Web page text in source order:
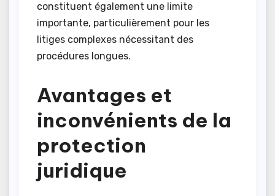
constituent également une limite
importante, particulièrement pour les
litiges complexes nécessitant des
procédures longues.
Avantages et
inconvénients de la
protection
juridique